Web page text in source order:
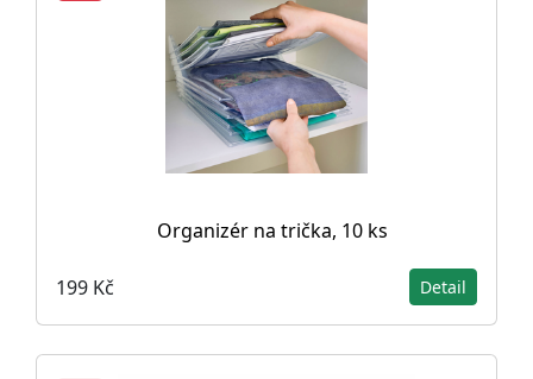
Organizér na trička, 10 ks
199 Kč Detail